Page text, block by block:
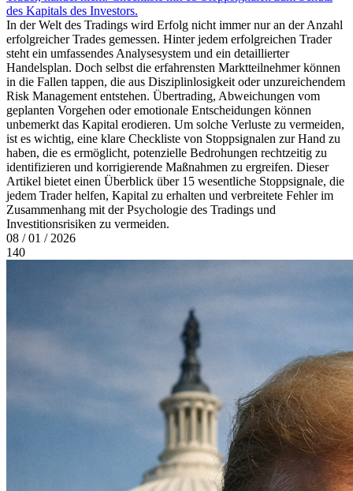
des Kapitals des Investors.
In der Welt des Tradings wird Erfolg nicht immer nur an der Anzahl
erfolgreicher Trades gemessen. Hinter jedem erfolgreichen Trader
steht ein umfassendes Analysesystem und ein detaillierter
Handelsplan. Doch selbst die erfahrensten Marktteilnehmer können
in die Fallen tappen, die aus Disziplinlosigkeit oder unzureichendem
Risk Management entstehen. Übertrading, Abweichungen vom
geplanten Vorgehen oder emotionale Entscheidungen können
unbemerkt das Kapital erodieren. Um solche Verluste zu vermeiden,
ist es wichtig, eine klare Checkliste von Stoppsignalen zur Hand zu
haben, die es ermöglicht, potenzielle Bedrohungen rechtzeitig zu
identifizieren und korrigierende Maßnahmen zu ergreifen. Dieser
Artikel bietet einen Überblick über 15 wesentliche Stoppsignale, die
jedem Trader helfen, Kapital zu erhalten und verbreitete Fehler im
Zusammenhang mit der Psychologie des Tradings und
Investitionsrisiken zu vermeiden.
08 / 01 / 2026
140